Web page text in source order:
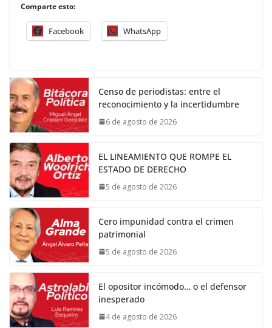
Comparte esto:
Facebook WhatsApp
Censo de periodistas: entre el
reconocimiento y la incertidumbre
6 de agosto de 2026
EL LINEAMIENTO QUE ROMPE EL
ESTADO DE DERECHO
5 de agosto de 2026
Cero impunidad contra el crimen
patrimonial
5 de agosto de 2026
El opositor incómodo… o el defensor
inesperado
4 de agosto de 2026